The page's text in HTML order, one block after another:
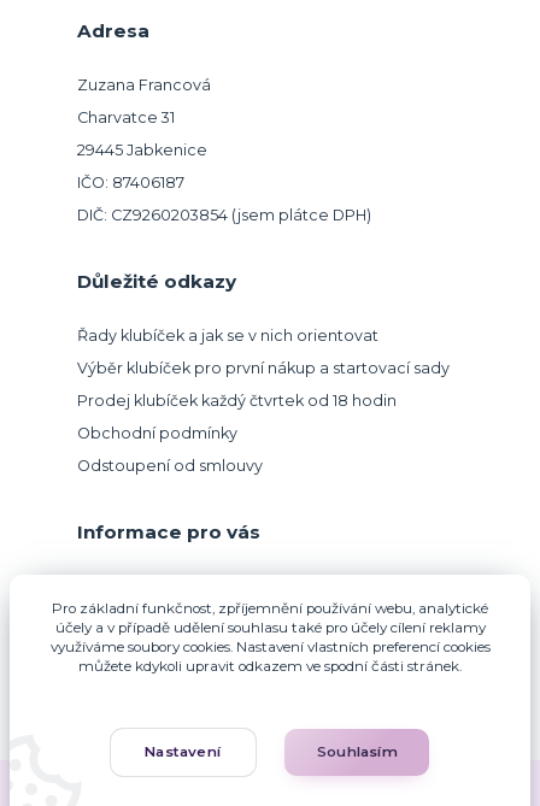
Adresa
Zuzana Francová
Charvatce 31
29445 Jabkenice
IČO: 87406187
DIČ: CZ9260203854 (jsem plátce DPH)
Důležité odkazy
Řady klubíček a jak se v nich orientovat
Výběr klubíček pro první nákup a startovací sady
Prodej klubíček každý čtvrtek od 18 hodin
Obchodní podmínky
Odstoupení od smlouvy
Informace pro vás
Pro základní funkčnost, zpříjemnění používání webu, analytické
účely a v případě udělení souhlasu také pro účely cílení reklamy
využíváme soubory cookies. Nastavení vlastních preferencí cookies
můžete kdykoli upravit odkazem ve spodní části stránek.
Nastavení Souhlasím